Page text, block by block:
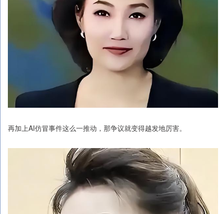
再加上AI仿冒事件这么一推动，那争议就变得越发地厉害。